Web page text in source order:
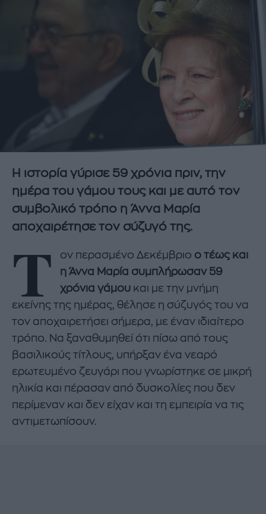
Η ιστορία γύρισε 59 χρόνια πριν, την
ημέρα του γάμου τους και με αυτό τον
συμβολικό τρόπο η Άννα Μαρία
αποχαιρέτησε τον σύζυγό της.
Τ ον περασμένο Δεκέμβριο ο τέως και
η Άννα Μαρία συμπλήρωσαν 59
χρόνια γάμου και με την μνήμη
εκείνης της ημέρας, θέλησε η σύζυγός του να
τον αποχαιρετήσει σήμερα, με έναν ιδιαίτερο
τρόπο. Να ξαναθυμηθεί ότι πίσω από τους
βασιλικούς τίτλους, υπήρξαν ένα νεαρό
ερωτευμένο ζευγάρι που γνωρίστηκε σε μικρή
ηλικία και πέρασαν από δυσκολίες που δεν
περίμεναν και δεν είχαν και τη εμπειρία να τις
αντιμετωπίσουν.